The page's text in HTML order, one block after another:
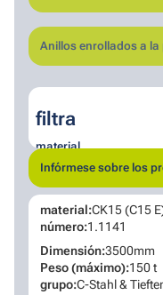
Anillos enrollados a la
filtra
material
acero
Dúplex y superdúplex
norma
DIN/EN
Infórmese sobre los
material:CK15 (C15
número:1.1141
Dimensión:3500mm
Peso (máximo):150 t
grupo:C-Stahl &